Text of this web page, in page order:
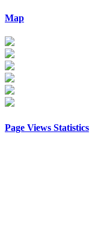
Map
Page Views Statistics